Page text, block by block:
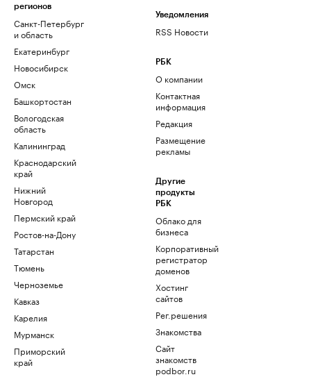
регионов
Санкт-Петербург
и область
Екатеринбург
Новосибирск
Омск
Башкортостан
Вологодская
область
Калининград
Краснодарский
край
Нижний
Новгород
Пермский край
Ростов-на-Дону
Татарстан
Тюмень
Черноземье
Кавказ
Карелия
Мурманск
Приморский
край
Уведомления
RSS Новости
РБК
О компании
Контактная
информация
Редакция
Размещение
рекламы
Другие
продукты
РБК
Облако для
бизнеса
Корпоративный
регистратор
доменов
Хостинг
сайтов
Рег.решения
Знакомства
Сайт
знакомств
podbor.ru